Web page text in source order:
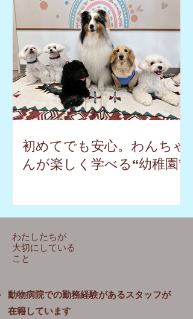
初めてでも安心。わんちゃ
んが楽しく学べる“幼稚園”
わたしたちが
大切にしている
こと
動物病院での勤務経験があるスタッフが
在籍しています​